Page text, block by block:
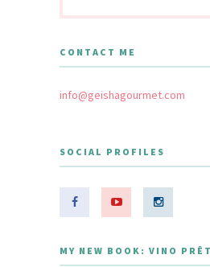
CONTACT ME
info@geishagourmet.com
SOCIAL PROFILES
MY NEW BOOK: VINO